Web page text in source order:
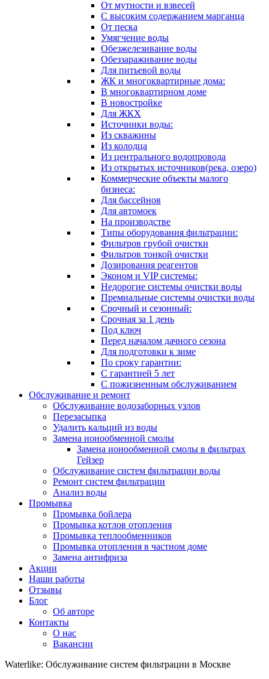
От мутности и взвесей
С высоким содержанием марганца
От песка
Умягчение воды
Обезжелезивание воды
Обеззараживание воды
Для питьевой воды
ЖК и многоквартирные дома:
В многоквартирном доме
В новостройке
Для ЖКХ
Источники воды:
Из скважины
Из колодца
Из центрального водопровода
Из открытых источников(река, озеро)
Коммерческие объекты малого
бизнеса:
Для бассейнов
Для автомоек
На производстве
Типы оборудования фильтрации:
Фильтров грубой очистки
Фильтров тонкой очистки
Дозирования реагентов
Эконом и VIP системы:
Недорогие системы очистки воды
Премиальные системы очистки воды
Срочный и сезонный:
Срочная за 1 день
Под ключ
Перед началом дачного сезона
Для подготовки к зиме
По сроку гарантии:
С гарантией 5 лет
С пожизненным обслуживанием
Обслуживание и ремонт
Обслуживание водозаборных узлов
Перезасыпка
Удалить кальций из воды
Замена ионообменной смолы
Замена ионообменной смолы в фильтрах
Гейзер
Обслуживание систем фильтрации воды
Ремонт систем фильтрации
Анализ воды
Промывка
Промывка бойлера
Промывка котлов отопления
Промывка теплообменников
Промывка отопления в частном доме
Замена антифриза
Акции
Наши работы
Отзывы
Блог
Об авторе
Контакты
О нас
Вакансии
Waterlike: Обслуживание систем фильтрации в Москве